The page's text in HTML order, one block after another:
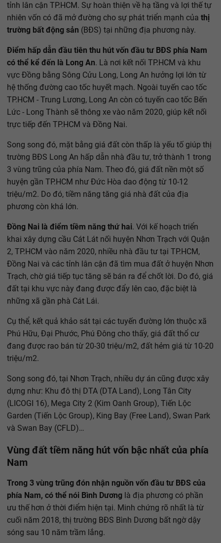
tỉnh lân cận TP.HCM. Sự hoàn thiện về hạ tầng và lợi thế tự
nhiên vốn có đã mở đường cho sự phát triển mạnh của thị
trường bất động sản (BĐS) tại những địa phương này.
Điểm hấp dẫn đầu tiên thu hút vốn đầu tư BĐS phía Nam
có thể kể đến là Long An. Là nơi kết nối TP.HCM và khu
vực Đồng bằng Sông Cửu Long, Long An hưởng lợi lớn từ
hệ thống đường cao tốc huyết mạch. Ngoài tuyến cao tốc
TP.HCM - Trung Lương, Long An còn có tuyến cao tốc Bến
Lức - Long Thành sẽ thông xe vào năm 2020, giúp kết nối
trực tiếp đến TP.HCM và Đồng Nai.
Song song đó, mặt bằng giá đất còn thấp là yếu tố giúp thị
trường BĐS Long An hấp dẫn nhà đầu tư, trở thành 1 trong
3 vùng trũng của phía Nam. Theo đó, giá đất nền một số
huyện gần TP.HCM như Đức Hòa dao động từ 10-12
triệu/m2. Do đó, tiềm năng tăng giá nhà đất của địa
phương còn khá lớn.
Đồng Nai là điểm tiềm năng thứ hai. Với kế hoạch triển
khai xây dựng cầu Cát Lát nối huyện Nhơn Trạch với Quận
2, TP.HCM vào năm 2020, nhiều nhà đầu tư tại TP.HCM,
Đồng Nai và các tỉnh lân cận đã tìm mua đất ở huyện Nhơn
Trạch, chờ giá tiếp tục tăng sẽ bán ra để chốt lời. Do đó, giá
đất tại khu vực này đang được đẩy lên cao, đặc biệt là
những xã gần phà Cát Lái.
Cụ thể, kết quả khảo sát tại các tuyến đường lớn thuộc xã
Phú Hữu, Đại Phước, Phú Đông cho thấy, giá đất thổ cư
đang được rao bán từ 20-30 triệu/m2, đất hẻm giá từ 10-20
triệu/m2.
Song song đó, tại Nhơn Trạch, nhiều dự án cũng được xây
dựng như: Khu đô thị DTA (DTA Land), Long Tân City
(LICOGI 16), Mega City 2 (Kim Oanh Group), Tiến Lộc
Garden (Tiến Lộc Group), King Bay (Free Land), Swan Park
và Swan Bay (CFLD)…
Vùng đất tiềm năng hút vốn bậc nhất của phía
Nam
Trong 3 vùng trũng đón nhận nguồn vốn đầu tư BĐS của
phía Nam, có thể nói Bình Dương là địa phương có phần
ưu thế hơn ở thời điểm hiện tại. Minh chứng rõ nhất là từ
cuối năm 2018, thị trường BĐS Bình Dương bất ngờ dậy
sóng sau 10 năm trầm lắng.